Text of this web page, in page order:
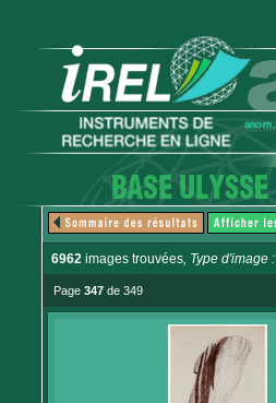
6962 images trouvées, Type d'image :
Page 347 de 349